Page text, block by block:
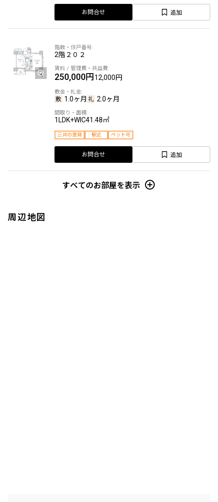
お問合せ 追加
2階２０２
250,000円12,000円
1.0ヶ月 2.0ヶ月
1LDK+WIC41.48㎡
三井の賃貸 駅近 ペット可
お問合せ 追加
すべてのお部屋を表示
周辺地図